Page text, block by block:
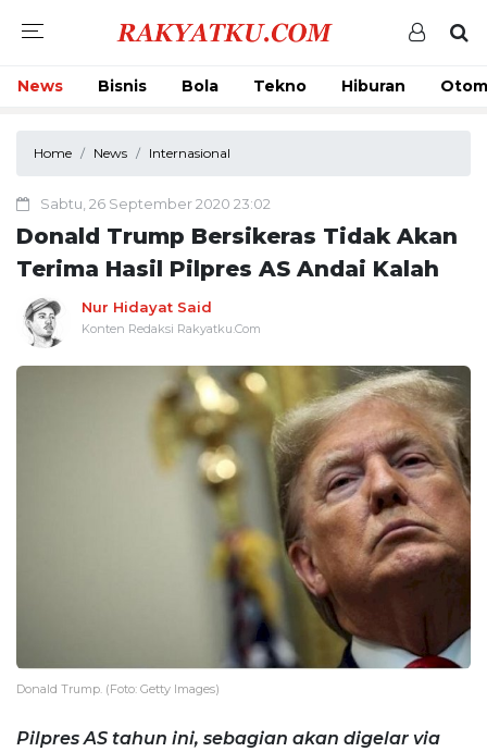
News Bisnis Bola Tekno Hiburan
Home News Internasional
Sabtu, 26 September 2020 23:02
Donald Trump Bersikeras Tidak Akan
Terima Hasil Pilpres AS Andai Kalah
Nur Hidayat Said
Konten Redaksi Rakyatku.Com
Donald Trump. (Foto: Getty Images)
Pilpres AS tahun ini, sebagian akan digelar via